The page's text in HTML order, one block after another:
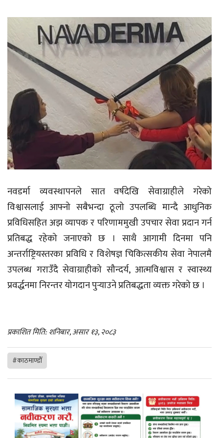
नवडर्मा व्यवस्थापनले सात वर्षदेखि सेवाग्राहीले गरेको
विश्वासलाई आफ्नो सबैभन्दा ठूलो उपलब्धि मान्दै आधुनिक
प्रविधिसहित अझ व्यापक र परिणाममुखी उपचार सेवा प्रदान गर्न
प्रतिबद्ध रहेको जनाएको छ । साथै आगामी दिनमा पनि
अन्तर्राष्ट्रियस्तरका प्रविधि र विशेषज्ञ चिकित्सकीय सेवा नेपालमै
उपलब्ध गराउँदै सेवाग्राहीको सौन्दर्य, आत्मविश्वास र स्वास्थ्य
प्रवर्द्धनमा निरन्तर योगदान पुर्‍याउने प्रतिबद्धता व्यक्त गरेको छ ।
प्रकाशित मिति: शनिबार, असार १३, २०८३
#काठमाण्डौँ